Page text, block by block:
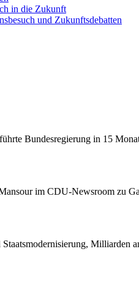
in die Zukunft
und Zukunftsdebatten
Bundesregierung in 15
im CDU-Newsroom zu
Milliarden